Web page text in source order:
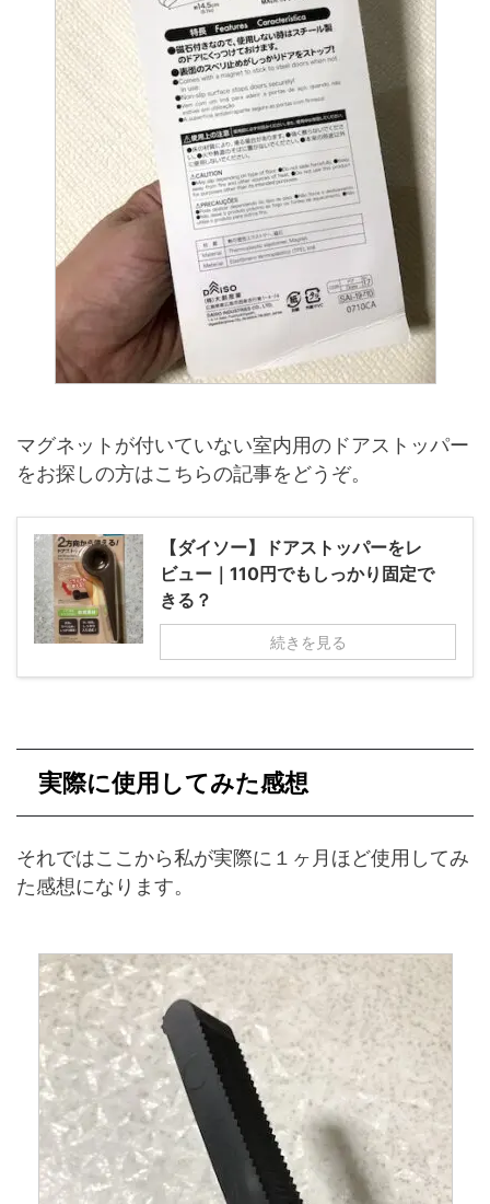
マグネットが付いていない室内用のドアストッパー
をお探しの方はこちらの記事をどうぞ。
【ダイソー】ドアストッパーをレ
ビュー｜110円でもしっかり固定で
きる？
続きを見る
実際に使用してみた感想
それではここから私が実際に１ヶ月ほど使用してみ
た感想になります。